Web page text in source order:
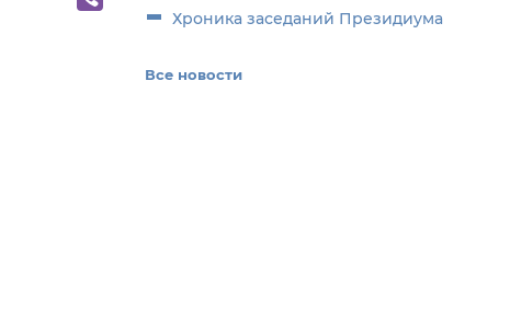
Хроника заседаний Президиума
Все новости